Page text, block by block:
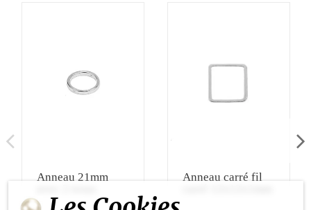
Anneau 21mm
Anneau carré fil